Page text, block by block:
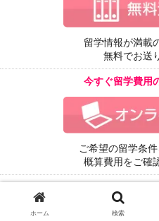
留学情報が満載
無料でお送
今すぐ留学費用
ご希望の留学条
概算費用をご確
海外生活 を始
ホーム 検索